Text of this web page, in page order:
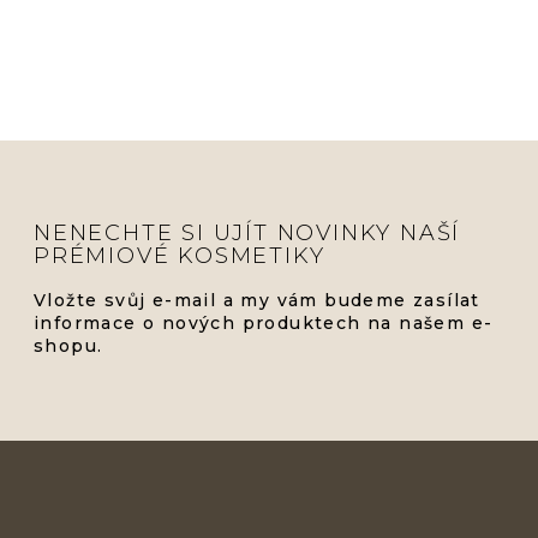
NENECHTE SI UJÍT NOVINKY NAŠÍ
PRÉMIOVÉ KOSMETIKY
Vložte svůj e-mail a my vám budeme zasílat
informace o nových produktech na našem e-
shopu.